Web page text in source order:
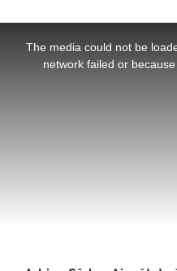
The media could not be
network failed or